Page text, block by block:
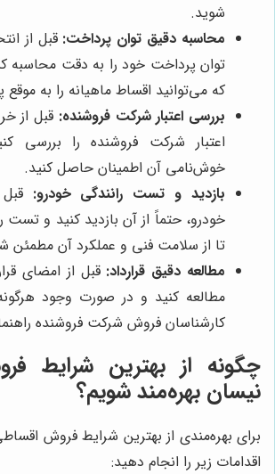
شوید.
محاسبه دقیق توان پرداخت: قبل از
توان پرداخت خود را به دقت محاسبه
که می‌توانید اقساط ماهیانه را به
بررسی اعتبار شرکت فروشنده: قبل از
اعتبار شرکت فروشنده را بررسی
خوش‌نامی آن اطمینان حاصل کنید.
بازدید و تست رانندگی خودرو:
خودرو، حتماً از آن بازدید کنید و تست
تا از سلامت فنی و عملکرد آن مطمئن
مطالعه دقیق قرارداد: قبل از امضای
مطالعه کنید و در صورت وجود هرگونه
کارشناسان فروش شرکت فروشنده
چگونه از بهترین شرایط
نیسان بهره‌مند شویم؟
برای بهره‌مندی از بهترین شرایط فروش
اقدامات زیر را انجام دهید: